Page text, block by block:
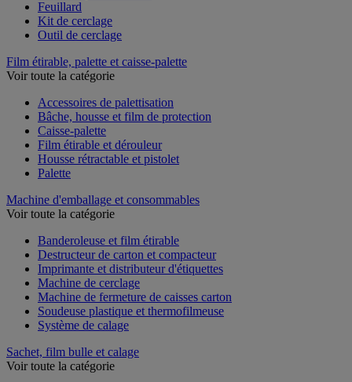
Dévidoir pour feuillard
Feuillard
Kit de cerclage
Film étirable, palette et caisse-palette
Accessoires de palettisation
Bâche, housse et film de protection
Caisse-palette
Film étirable et dérouleur
Housse rétractable et pistolet
Machine d'emballage et consommables
Banderoleuse et film étirable
Destructeur de carton et compacteur
Imprimante et distributeur d'étiquettes
Machine de cerclage
Machine de fermeture de caisses carton
Soudeuse plastique et thermofilmeuse
Sachet, film bulle et calage